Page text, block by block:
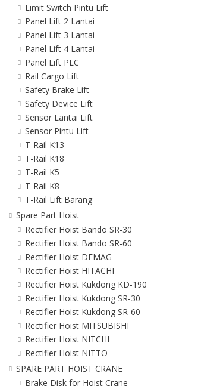
Limit Switch Pintu Lift
Panel Lift 2 Lantai
Panel Lift 3 Lantai
Panel Lift 4 Lantai
Panel Lift PLC
Rail Cargo Lift
Safety Brake Lift
Safety Device Lift
Sensor Lantai Lift
Sensor Pintu Lift
T-Rail K13
T-Rail K18
T-Rail K5
T-Rail K8
T-Rail Lift Barang
Spare Part Hoist
Rectifier Hoist Bando SR-30
Rectifier Hoist Bando SR-60
Rectifier Hoist DEMAG
Rectifier Hoist HITACHI
Rectifier Hoist Kukdong KD-190
Rectifier Hoist Kukdong SR-30
Rectifier Hoist Kukdong SR-60
Rectifier Hoist MITSUBISHI
Rectifier Hoist NITCHI
Rectifier Hoist NITTO
SPARE PART HOIST CRANE
Brake Disk for Hoist Crane